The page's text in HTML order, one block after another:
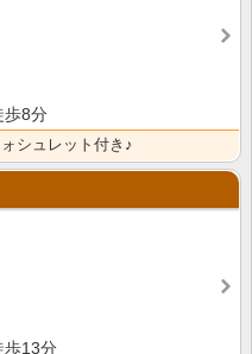
歩8分
シュレット付き♪
歩13分